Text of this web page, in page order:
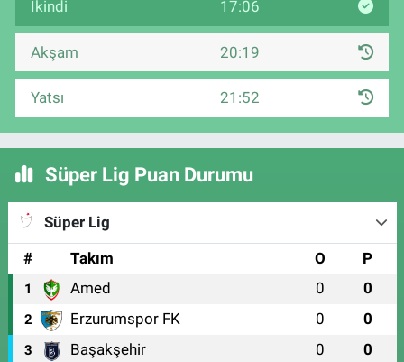
İkindi 17:06
Akşam 20:19
Yatsı 21:52
Süper Lig Puan Durumu
Süper Lig
#
Takım O P
1 Amed 0 0
2 Erzurumspor FK 0 0
3 Başakşehir 0 0